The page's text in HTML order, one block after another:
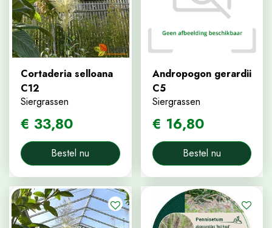
Cortaderia selloana
C12
Siergrassen
€ 33,80
Bestel nu
Andropogon gerardii
C5
Siergrassen
€ 16,80
Bestel nu